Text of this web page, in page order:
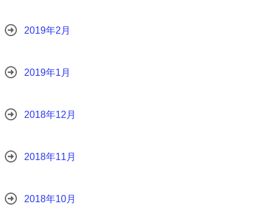
2019年2月
2019年1月
2018年12月
2018年11月
2018年10月